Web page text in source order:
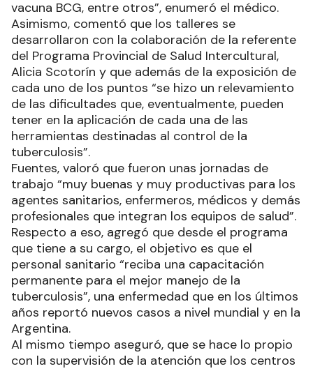
vacuna BCG, entre otros”, enumeró el médico.
Asimismo, comentó que los talleres se
desarrollaron con la colaboración de la referente
del Programa Provincial de Salud Intercultural,
Alicia Scotorín y que además de la exposición de
cada uno de los puntos “se hizo un relevamiento
de las dificultades que, eventualmente, pueden
tener en la aplicación de cada una de las
herramientas destinadas al control de la
tuberculosis”.
Fuentes, valoró que fueron unas jornadas de
trabajo “muy buenas y muy productivas para los
agentes sanitarios, enfermeros, médicos y demás
profesionales que integran los equipos de salud”.
Respecto a eso, agregó que desde el programa
que tiene a su cargo, el objetivo es que el
personal sanitario “reciba una capacitación
permanente para el mejor manejo de la
tuberculosis”, una enfermedad que en los últimos
años reportó nuevos casos a nivel mundial y en la
Argentina.
Al mismo tiempo aseguró, que se hace lo propio
con la supervisión de la atención que los centros